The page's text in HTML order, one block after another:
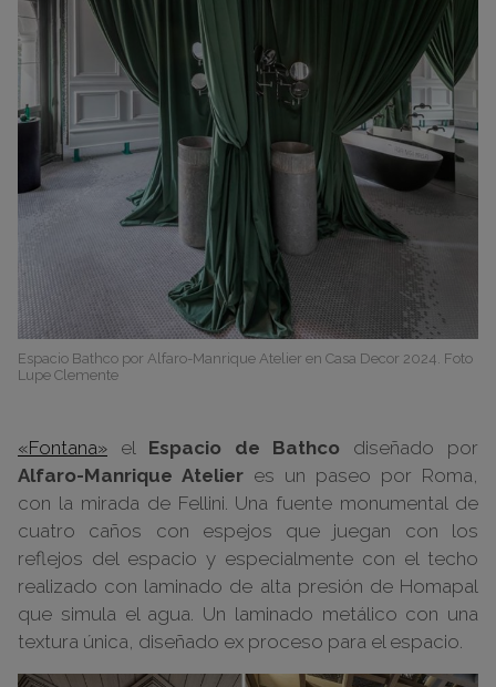
Espacio Bathco por Alfaro-Manrique Atelier en Casa Decor 2024. Foto
Lupe Clemente
«Fontana» el Espacio de Bathco diseñado por
Alfaro-Manrique Atelier es un paseo por Roma,
con la mirada de Fellini. Una fuente monumental de
cuatro caños con espejos que juegan con los
reflejos del espacio y especialmente con el techo
realizado con laminado de alta presión de Homapal
que simula el agua. Un laminado metálico con una
textura única, diseñado ex proceso para el espacio.